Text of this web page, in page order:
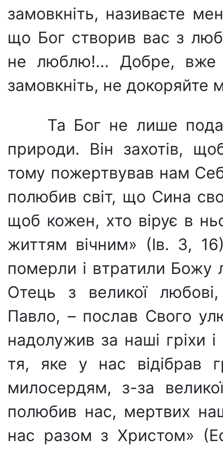
замовкніть, називаєте
що Бог ство­рив вас з
не люблю!... Добре, вже
замовкніть, не доко­ряйте
Та Бог не лише
природи. Він захотів,
тому по­жертвував нам
полюбив світ, що Сина
щоб кожен, хто вірує в
життям вічним» (Ів. З,
померли і втратили Божу
Отець з великої
Павло, – послав Свого
надолужив за наші гріхи
тя, яке у нас відібрав
милосердям, з-за
полюбив нас, мертвих
нас разом з Христом»